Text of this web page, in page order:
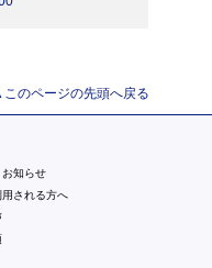
のページの先頭へ戻る
お知らせ
される方へ